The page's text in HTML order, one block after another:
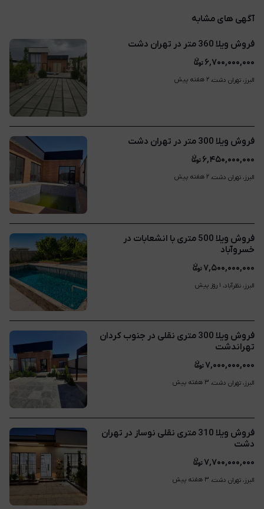
آگهی های مشابه
فروش ویلا 360 متر در تهران دشت
۶,۷۰۰,۰۰۰,۰۰۰
البرز، تهران دشت، ۲ هفته پیش
فروش ویلا 300 متر در تهران دشت
۶,۴۵۰,۰۰۰,۰۰۰
البرز، تهران دشت، ۲ هفته پیش
فروش ویلا 500 متری با انشعابات در
خسروآباد
۷,۵۰۰,۰۰۰,۰۰۰
البرز، نظرآباد، ۱ روز پیش
فروش ویلا 300 متری نقلی در جنوب کردان
تهراندشت
۷,۰۰۰,۰۰۰,۰۰۰
البرز، تهران دشت، ۳ هفته پیش
فروش ویلا 310 متری نقلی نوساز در تهران
دشت
۷,۷۰۰,۰۰۰,۰۰۰
البرز، تهران دشت، ۳ هفته پیش